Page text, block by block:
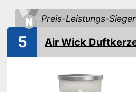
Preis-Leistungs-Sieger
5 Air Wick